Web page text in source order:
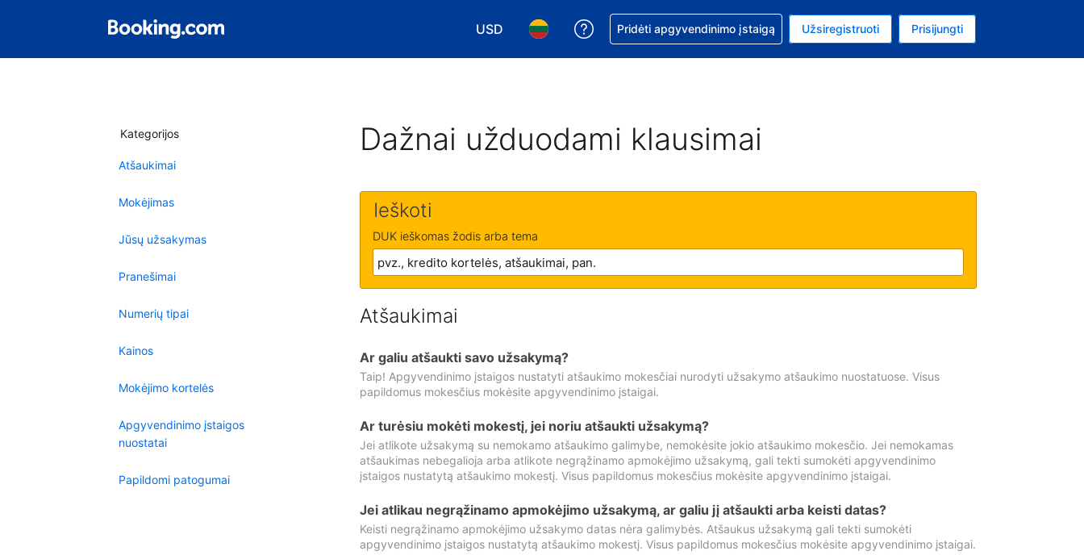
USD
Pasirinkite valiutą. Jūsų pasirinkta valiuta: Jungtinių Valstijų doleris
Pasirinkite kalbą. Jūsų pasirinkta kalba: Lietuvių
Pagalba dėl užsakymo
Pridėti apgyvendinimo įstaigą Užsiregistruoti Prisijungti
Kategorijos
Atšaukimai
Mokėjimas
Jūsų užsakymas
Pranešimai
Numerių tipai
Kainos
Mokėjimo kortelės
Apgyvendinimo įstaigos
nuostatai
Papildomi patogumai
Dažnai užduodami klausimai
Ieškoti
DUK ieškomas žodis arba tema
Atšaukimai
Ar galiu atšaukti savo užsakymą?
Taip! Apgyvendinimo įstaigos nustatyti atšaukimo mokesčiai nurodyti užsakymo atšaukimo nuostatuose. Visus
papildomus mokesčius mokėsite apgyvendinimo įstaigai.
Ar turėsiu mokėti mokestį, jei noriu atšaukti užsakymą?
Jei atlikote užsakymą su nemokamo atšaukimo galimybe, nemokėsite jokio atšaukimo mokesčio. Jei nemokamas
atšaukimas nebegalioja arba atlikote negrąžinamo apmokėjimo užsakymą, gali tekti sumokėti apgyvendinimo
įstaigos nustatytą atšaukimo mokestį. Visus papildomus mokesčius mokėsite apgyvendinimo įstaigai.
Jei atlikau negrąžinamo apmokėjimo užsakymą, ar galiu jį atšaukti arba keisti datas?
Keisti negrąžinamo apmokėjimo užsakymo datas nėra galimybės. Atšaukus užsakymą gali tekti sumokėti
apgyvendinimo įstaigos nustatytą atšaukimo mokestį. Visus papildomus mokesčius mokėsite apgyvendinimo įstaigai.